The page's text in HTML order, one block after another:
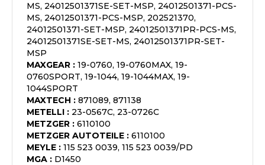
MS, 24012501371SE-SET-MSP, 24012501371-PCS-
MS, 24012501371-PCS-MSP, 202521370,
24012501371-SET-MSP, 24012501371PR-PCS-MS,
24012501371SE-SET-MS, 24012501371PR-SET-
MSP
MAXGEAR : 19-0760, 19-0760MAX, 19-
0760SPORT, 19-1044, 19-1044MAX, 19-
1044SPORT
MAXTECH : 871089, 871138
METELLI : 23-0567C, 23-0726C
METZGER : 6110100
METZGER AUTOTEILE : 6110100
MEYLE : 115 523 0039, 115 523 0039/PD
MGA : D1450